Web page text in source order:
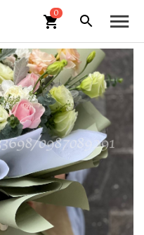
0